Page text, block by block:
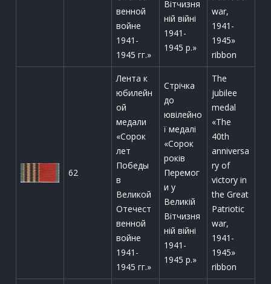
венной
войне
1941-
1945 гг.»
Вітчизня
ній війні
1941-
1945 р.»
war,
1941-
1945»
ribbon
62
Лента к
юбилейн
ой
медали
«Сорок
лет
Победы
в
Великой
Отечест
венной
войне
1941-
1945 гг.»
Стрічка
до
ювілейно
ї медалі
«Сорок
років
Перемог
и у
Великій
Вітчизня
ній війні
1941-
1945 р.»
The
jubilee
medal
«The
40th
anniversa
ry of
victory in
the Great
Patriotic
war,
1941-
1945»
ribbon